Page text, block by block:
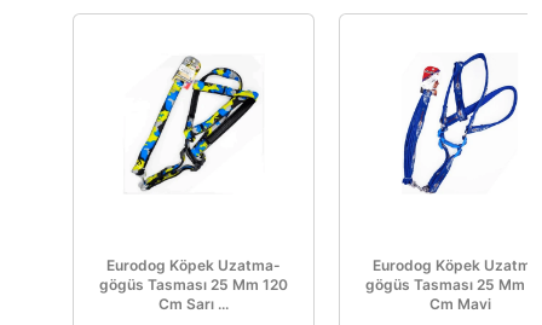
Eurodog Köpek Uzatma-
gögüs Tasması 25 Mm 120
Cm Sarı ...
Eurodog Köpek
gögüs Tasması 25 Mm
Cm Mavi